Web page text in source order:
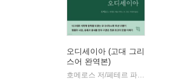
오디세이아 (고대 그리
스어 완역본)